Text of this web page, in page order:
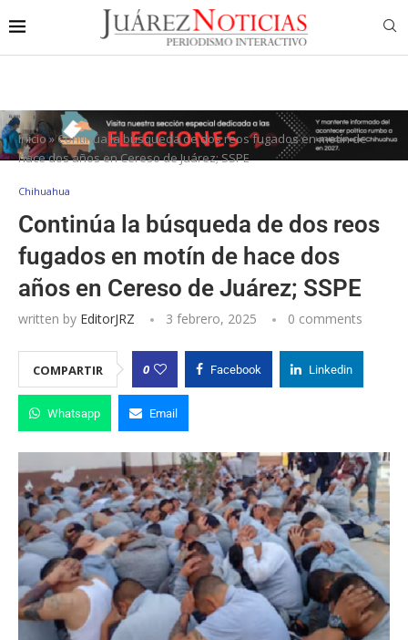
Inicio»Continúa la búsqueda de dos reos fugados en motín de
hace dos años en Cereso de Juárez; SSPE
Chihuahua
Continúa la búsqueda de dos reos
fugados en motín de hace dos
años en Cereso de Juárez; SSPE
written by EditorJRZ 3 febrero, 2025 0 comments
COMPARTIR 0 Facebook Linkedin
Whatsapp Email